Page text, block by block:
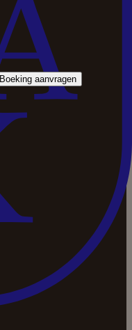
Boeking aanvragen